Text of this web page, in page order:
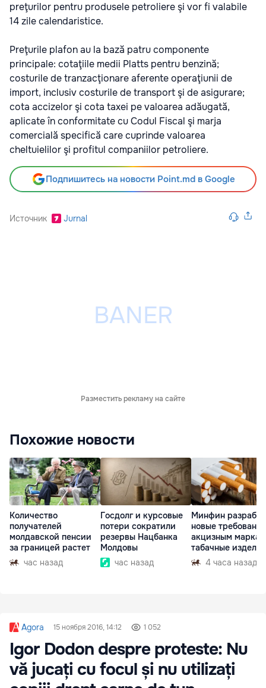
preţurilor pentru produsele petroliere şi vor fi valabile
14 zile calendaristice.
Preţurile plafon au la bază patru componente
principale: cotaţiile medii Platts pentru benzină;
costurile de tranzacţionare aferente operaţiunii de
import, inclusiv costurile de transport şi de asigurare;
cota accizelor şi cota taxei pe valoarea adăugată,
aplicate în conformitate cu Codul Fiscal şi marja
comercială specifică care cuprinde valoarea
cheltuielilor şi profitul companiilor petroliere.
Подпишитесь на новости Point.md в Google
Источник Jurnal
Разместить рекламу на сайте
Похожие новости
Количество
получателей
молдавской пенсии
за границей растет
час назад
Госдолг и курсовые
потери сократили
резервы Нацбанка
Молдовы
час назад
Минфин
новые
акцизным
табачные изделия
4 часа назад
Agora 15 ноября 2016, 14:12 1 052
Igor Dodon despre proteste: Nu
vă jucați cu focul și nu utilizați